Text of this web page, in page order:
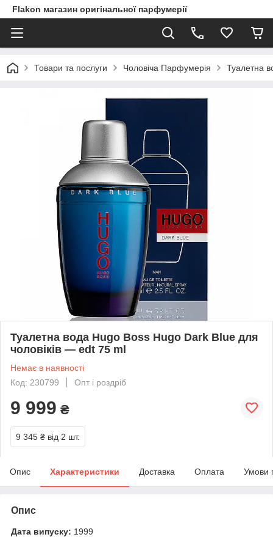
Flakon магазин оригінальної парфумерії
Товари та послуги Чоловіча Парфумерія Туалетна
Туалетна вода Hugo Boss Hugo Dark Blue для
чоловіків — edt 75 ml
Немає в наявності
Код: 230799
Опт і роздріб
9 999 ₴
9 345 ₴ від 2 шт.
Опис Характеристики Доставка Оплата Умови
Опис
Дата випуску: 1999